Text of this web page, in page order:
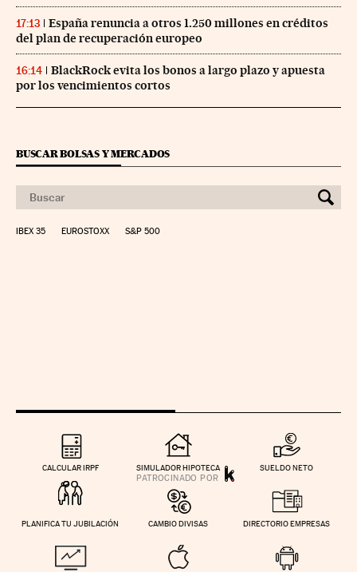
17:13
España renuncia a otros 1.250 millones en créditos
del plan de recuperación europeo
16:14
BlackRock evita los bonos a largo plazo y apuesta
por los vencimientos cortos
BUSCAR BOLSAS Y MERCADOS
IBEX 35 EUROSTOXX S&P 500
CALCULAR IRPF SIMULADOR HIPOTECA SUELDO NETO
PLANIFICA TU JUBILACIÓN CAMBIO DIVISAS DIRECTORIO EMPRESAS